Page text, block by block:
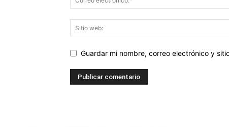
Guardar mi nombre, correo electrónico y